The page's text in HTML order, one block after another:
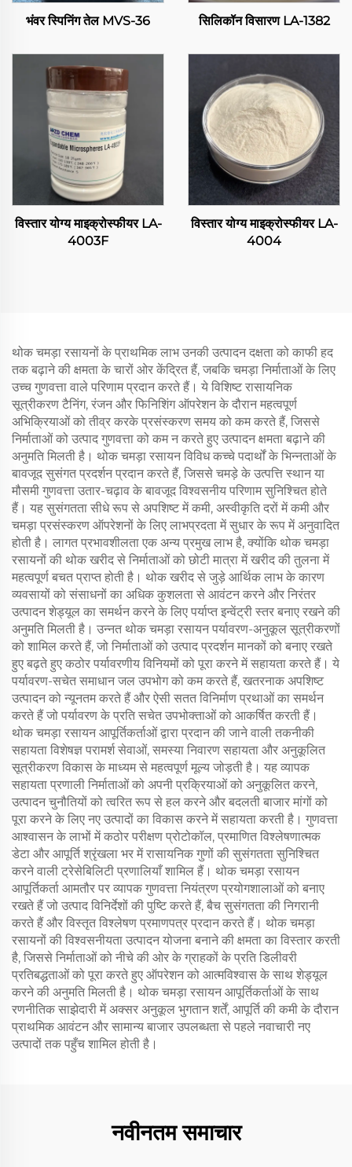
भंवर स्पिनिंग तेल MVS-36 सिलिकॉन विसारण LA-1382
विस्तार योग्य माइक्रोस्फीयर LA-
4003F
विस्तार योग्य माइक्रोस्फीयर LA-
4004
थोक चमड़ा रसायनों के प्राथमिक लाभ उनकी उत्पादन दक्षता को काफी हद
तक बढ़ाने की क्षमता के चारों ओर केंद्रित हैं, जबकि चमड़ा निर्माताओं के लिए
उच्च गुणवत्ता वाले परिणाम प्रदान करते हैं। ये विशिष्ट रासायनिक
सूत्रीकरण टैनिंग, रंजन और फिनिशिंग ऑपरेशन के दौरान महत्वपूर्ण
अभिक्रियाओं को तीव्र करके प्रसंस्करण समय को कम करते हैं, जिससे
निर्माताओं को उत्पाद गुणवत्ता को कम न करते हुए उत्पादन क्षमता बढ़ाने की
अनुमति मिलती है। थोक चमड़ा रसायन विविध कच्चे पदार्थों के भिन्नताओं के
बावजूद सुसंगत प्रदर्शन प्रदान करते हैं, जिससे चमड़े के उत्पत्ति स्थान या
मौसमी गुणवत्ता उतार-चढ़ाव के बावजूद विश्वसनीय परिणाम सुनिश्चित होते
हैं। यह सुसंगतता सीधे रूप से अपशिष्ट में कमी, अस्वीकृति दरों में कमी और
चमड़ा प्रसंस्करण ऑपरेशनों के लिए लाभप्रदता में सुधार के रूप में अनुवादित
होती है। लागत प्रभावशीलता एक अन्य प्रमुख लाभ है, क्योंकि थोक चमड़ा
रसायनों की थोक खरीद से निर्माताओं को छोटी मात्रा में खरीद की तुलना में
महत्वपूर्ण बचत प्राप्त होती है। थोक खरीद से जुड़े आर्थिक लाभ के कारण
व्यवसायों को संसाधनों का अधिक कुशलता से आवंटन करने और निरंतर
उत्पादन शेड्यूल का समर्थन करने के लिए पर्याप्त इन्वेंट्री स्तर बनाए रखने की
अनुमति मिलती है। उन्नत थोक चमड़ा रसायन पर्यावरण-अनुकूल सूत्रीकरणों
को शामिल करते हैं, जो निर्माताओं को उत्पाद प्रदर्शन मानकों को बनाए रखते
हुए बढ़ते हुए कठोर पर्यावरणीय विनियमों को पूरा करने में सहायता करते हैं। ये
पर्यावरण-सचेत समाधान जल उपभोग को कम करते हैं, खतरनाक अपशिष्ट
उत्पादन को न्यूनतम करते हैं और ऐसी सतत विनिर्माण प्रथाओं का समर्थन
करते हैं जो पर्यावरण के प्रति सचेत उपभोक्ताओं को आकर्षित करती हैं।
थोक चमड़ा रसायन आपूर्तिकर्ताओं द्वारा प्रदान की जाने वाली तकनीकी
सहायता विशेषज्ञ परामर्श सेवाओं, समस्या निवारण सहायता और अनुकूलित
सूत्रीकरण विकास के माध्यम से महत्वपूर्ण मूल्य जोड़ती है। यह व्यापक
सहायता प्रणाली निर्माताओं को अपनी प्रक्रियाओं को अनुकूलित करने,
उत्पादन चुनौतियों को त्वरित रूप से हल करने और बदलती बाजार मांगों को
पूरा करने के लिए नए उत्पादों का विकास करने में सहायता करती है। गुणवत्ता
आश्वासन के लाभों में कठोर परीक्षण प्रोटोकॉल, प्रमाणित विश्लेषणात्मक
डेटा और आपूर्ति श्रृंखला भर में रासायनिक गुणों की सुसंगतता सुनिश्चित
करने वाली ट्रेसेबिलिटी प्रणालियाँ शामिल हैं। थोक चमड़ा रसायन
आपूर्तिकर्ता आमतौर पर व्यापक गुणवत्ता नियंत्रण प्रयोगशालाओं को बनाए
रखते हैं जो उत्पाद विनिर्देशों की पुष्टि करते हैं, बैच सुसंगतता की निगरानी
करते हैं और विस्तृत विश्लेषण प्रमाणपत्र प्रदान करते हैं। थोक चमड़ा
रसायनों की विश्वसनीयता उत्पादन योजना बनाने की क्षमता का विस्तार करती
है, जिससे निर्माताओं को नीचे की ओर के ग्राहकों के प्रति डिलीवरी
प्रतिबद्धताओं को पूरा करते हुए ऑपरेशन को आत्मविश्वास के साथ शेड्यूल
करने की अनुमति मिलती है। थोक चमड़ा रसायन आपूर्तिकर्ताओं के साथ
रणनीतिक साझेदारी में अक्सर अनुकूल भुगतान शर्तें, आपूर्ति की कमी के दौरान
प्राथमिक आवंटन और सामान्य बाजार उपलब्धता से पहले नवाचारी नए
उत्पादों तक पहुँच शामिल होती है।
नवीनतम समाचार